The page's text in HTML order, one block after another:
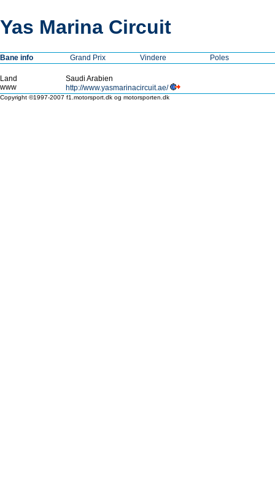
Yas Marina Circuit
Bane info Grand Prix Vindere Poles
Land
Saudi Arabien
www
http://www.yasmarinacircuit.ae/
Copyright ©1997-2007 f1.motorsport.dk og motorsporten.dk